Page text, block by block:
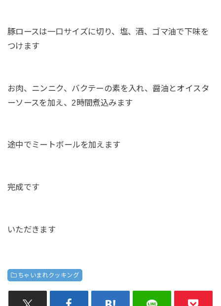
豚ロースは一口サイズに切り、塩、酒、ゴマ油で下味を
つけます
お肉、ニンニク、バクテーの素を入れ、醤油とオイスタ
ーソースを加え、2時間煮込みます
途中でミートボールを加えます
完成です
いただきます
ちゃいまれクッキング